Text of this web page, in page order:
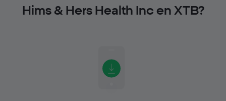
Hims & Hers Health Inc en XTB?